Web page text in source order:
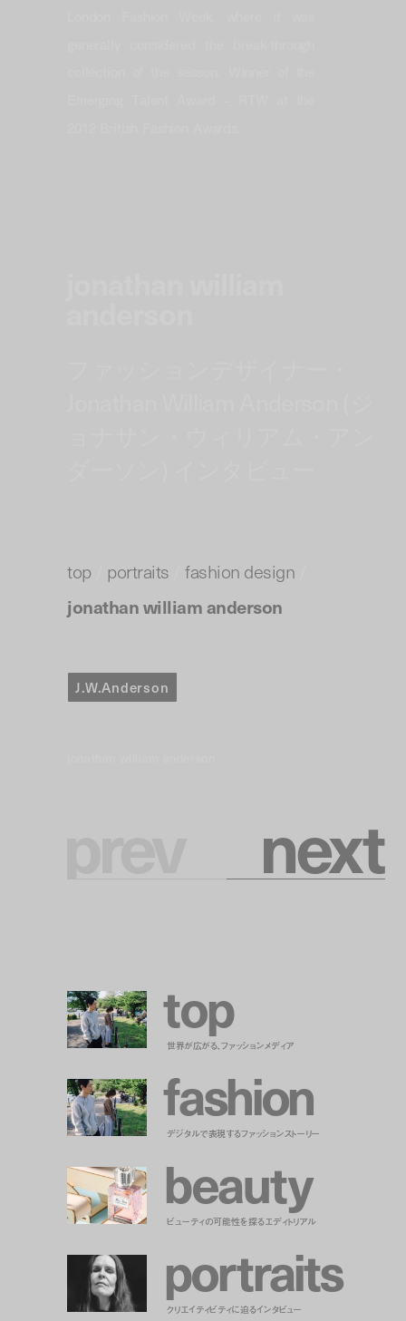
top/ portraits /fashion design
jonathan william anderson
J.W.Anderson
next
top
世界が広がる、ファッションメディア
fashion
デジタルで表現するファッションストーリー
beauty
ビューティの可能性を探るエディトリアル
portraits
クリエイティビティに迫るインタビュー